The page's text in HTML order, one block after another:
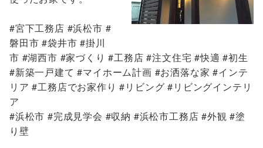
#宮下工務店 #浜松市 #
磐田市 #袋井市 #掛川
市 #湖西市 #家づくり #工務店 #注文住宅 #快適 #初生
#新築一戸建て #マイホーム計画 #お洒落な家 #インテ
リア #工務店でお家作り #リビング #リビングインテリ
ア
#浜松市 #完成見学会 #収納 #浜松市工務店 #外観 #塗
り壁